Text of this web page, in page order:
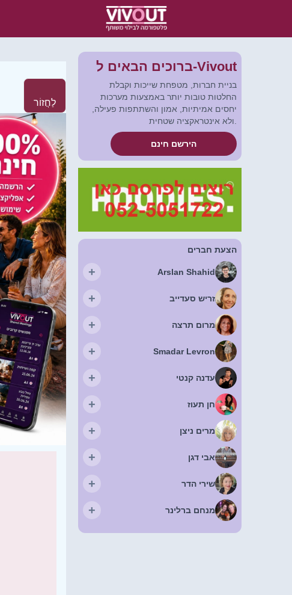
לַחֲזוֹר
ברוכים הבאים ל-Vivout
בניית חברות, מטפחת שייכות וקבלת
החלטות טובות יותר באמצעות מערכות
יחסים אמיתיות, אמון והשתתפות פעילה,
הירשם חינם
הצעת חברים
Arslan Shahid
+
זריש סעדייב +
מרום תרצה +
Smadar Levron
+
עדנה קנטי +
חן תעוז +
מרים ניצן +
אבי דגן +
שירי הדר +
מנחם ברלינר +